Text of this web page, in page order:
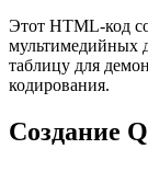
Этот HTML-код
мультимедийных
таблицу для
кодирования.
Создание